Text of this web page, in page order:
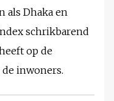
als Dhaka en
schrikbarend
op de
inwoners.